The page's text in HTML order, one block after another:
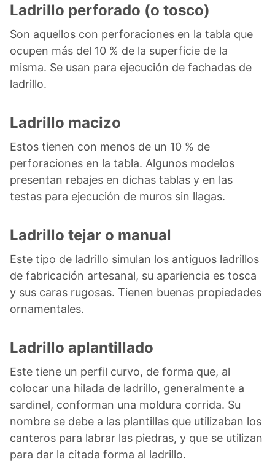
Ladrillo perforado (o tosco)
Son aquellos con perforaciones en la tabla que
ocupen más del 10 % de la superficie de la
misma. Se usan para ejecución de fachadas de
ladrillo.
Ladrillo macizo
Estos tienen con menos de un 10 % de
perforaciones en la tabla. Algunos modelos
presentan rebajes en dichas tablas y en las
testas para ejecución de muros sin llagas.
Ladrillo tejar o manual
Este tipo de ladrillo simulan los antiguos ladrillos
de fabricación artesanal, su apariencia es tosca
y sus caras rugosas. Tienen buenas propiedades
ornamentales.
Ladrillo aplantillado
Este tiene un perfil curvo, de forma que, al
colocar una hilada de ladrillo, generalmente a
sardinel, conforman una moldura corrida. Su
nombre se debe a las plantillas que utilizaban los
canteros para labrar las piedras, y que se utilizan
para dar la citada forma al ladrillo.